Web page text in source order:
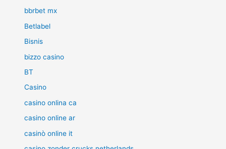
bbrbet mx
Betlabel
Bisnis
bizzo casino
BT
Casino
casino onlina ca
casino online ar
casinò online it